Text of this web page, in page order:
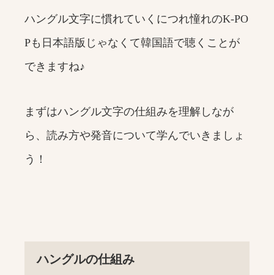
ハングル文字に慣れていくにつれ憧れのK-PO
Pも日本語版じゃなくて韓国語で聴くことが
できますね♪
まずはハングル文字の仕組みを理解しなが
ら、読み方や発音について学んでいきましょ
う！
ハングルの仕組み